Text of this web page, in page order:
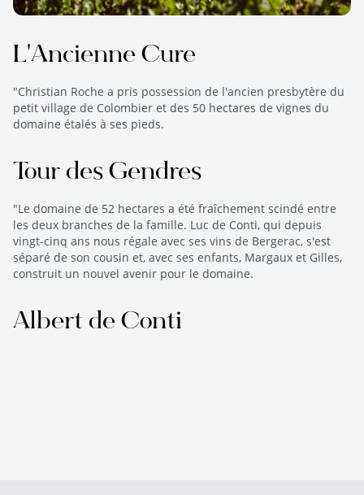
L'Ancienne Cure
"Christian Roche a pris possession de l'ancien presbytère du
petit village de Colombier et des 50 hectares de vignes du
domaine étalés à ses pieds.
Tour des Gendres
"Le domaine de 52 hectares a été fraîchement scindé entre
les deux branches de la famille. Luc de Conti, qui depuis
vingt-cinq ans nous régale avec ses vins de Bergerac, s'est
séparé de son cousin et, avec ses enfants, Margaux et Gilles,
construit un nouvel avenir pour le domaine.
Albert de Conti